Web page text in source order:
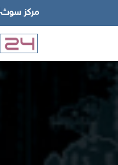
مركز سوث24 للأخبار والدراسات